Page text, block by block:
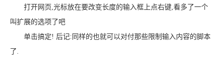
打开网页,光标放在要改变长度的输入框上点右键,看多了一个
叫扩展的选项了吧
单击搞定! 后记:同样的也就可以对付那些限制输入内容的脚本
了.